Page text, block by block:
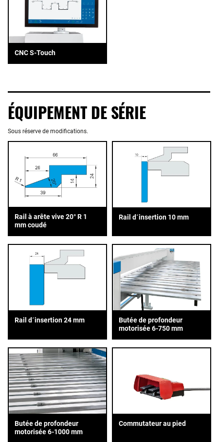
CNC S-Touch
ÉQUIPEMENT DE SÉRIE
Sous réserve de modifications.
Rail à arête vive 20° R 1
mm coudé
Rail d´insertion 10 mm
Rail d´insertion 24 mm
Butée de profondeur
motorisée 6-750 mm
Butée de profondeur
motorisée 6-1000 mm
Commutateur au pied